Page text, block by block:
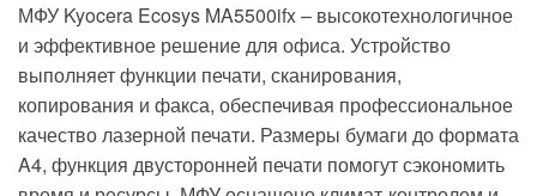
МФУ Kyocera Ecosys MA5500ifx – высокотехнологичное
и эффективное решение для офиса. Устройство
выполняет функции печати, сканирования,
копирования и факса, обеспечивая профессиональное
качество лазерной печати. Размеры бумаги до формата
A4, функция двусторонней печати помогут сэкономить